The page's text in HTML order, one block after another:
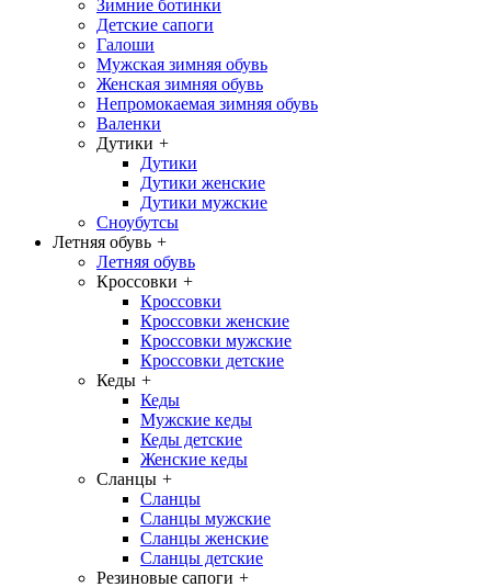
Зимние ботинки
Детские сапоги
Галоши
Мужская зимняя обувь
Женская зимняя обувь
Непромокаемая зимняя обувь
Валенки
Дутики +
Дутики
Дутики женские
Дутики мужские
Сноубутсы
Летняя обувь +
Летняя обувь
Кроссовки +
Кроссовки
Кроссовки женские
Кроссовки мужские
Кроссовки детские
Кеды +
Кеды
Мужские кеды
Кеды детские
Женские кеды
Сланцы +
Сланцы
Сланцы мужские
Сланцы женские
Сланцы детские
Резиновые сапоги +